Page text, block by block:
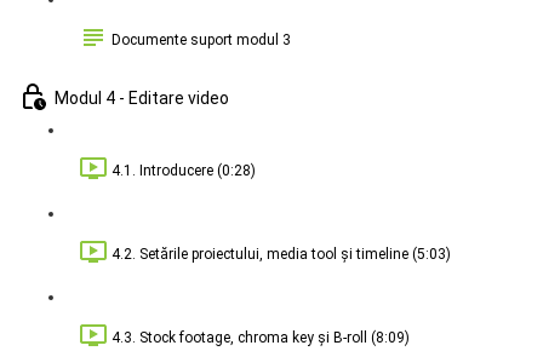
Documente suport modul 3
Modul 4 - Editare video
4.1. Introducere (0:28)
4.2. Setările proiectului, media tool și timeline (5:03)
4.3. Stock footage, chroma key și B-roll (8:09)